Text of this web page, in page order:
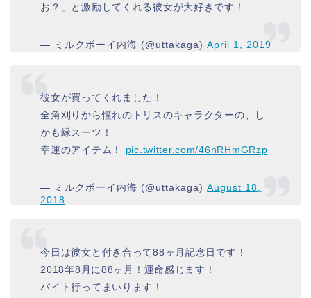
お？」と激励してくれる彼女が大好きです！
— ミルクボーイ内海 (@uttakaga)April 1, 2019
彼女が買ってくれました！
全角刈りから憧れのトリスのキャラクターの、し
かも緑スーツ！
幸運のアイテム！ pic.twitter.com/46nRHmGRzp
— ミルクボーイ内海 (@uttakaga)August 18,
2018
今日は彼女と付き合って88ヶ月記念日です！
2018年8月に88ヶ月！運命感じます！
バイト行ってまいります！